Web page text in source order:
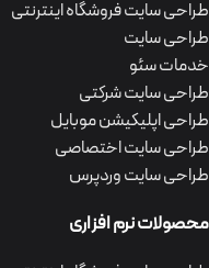
طراحی سایت فروشگاه اینترنتی
طراحی سایت
خدمات سئو
طراحی سایت شرکتی
طراحی اپلیکیشن موبایل
طراحی سایت اختصاصی
طراحی سایت وردپرس
محصولات نرم افزاری